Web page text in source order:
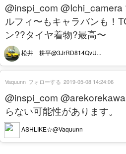
@inspi_com
ルフィ〜もキャラバンも！
ン??タイヤ着物?最高〜
松井 耕平@3JrRD814QvU...
@inspi_com
らない可能性があります。
ASHLIKE☆@Vaquunn
Vaquunn フォローする 2019-05-08 14:24:06